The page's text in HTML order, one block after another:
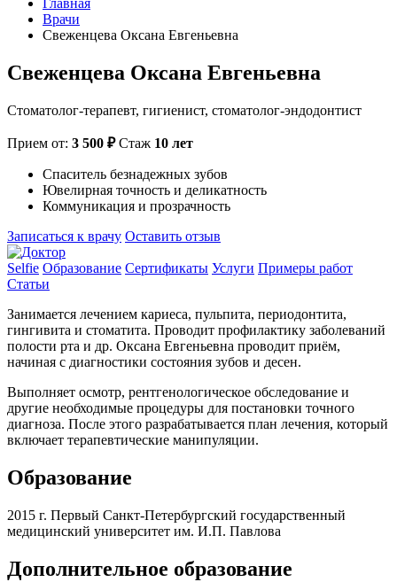
Главная
Врачи
Свеженцева Оксана Евгеньевна
Свеженцева Оксана Евгеньевна
Стоматолог-терапевт, гигиенист, стоматолог-эндодонтист
Прием от: 3 500 ₽ Стаж 10 лет
Спаситель безнадежных зубов
Ювелирная точность и деликатность
Коммуникация и прозрачность
Записаться к врачу Оставить отзыв
Selfie Образование Сертификаты Услуги Примеры работ
Статьи
Занимается лечением кариеса, пульпита, периодонтита,
гингивита и стоматита. Проводит профилактику заболеваний
полости рта и др. Оксана Евгеньевна проводит приём,
начиная с диагностики состояния зубов и десен.
Выполняет осмотр, рентгенологическое обследование и
другие необходимые процедуры для постановки точного
диагноза. После этого разрабатывается план лечения, который
включает терапевтические манипуляции.
Образование
2015 г. Первый Санкт-Петербургский государственный
медицинский университет им. И.П. Павлова
Дополнительное образование